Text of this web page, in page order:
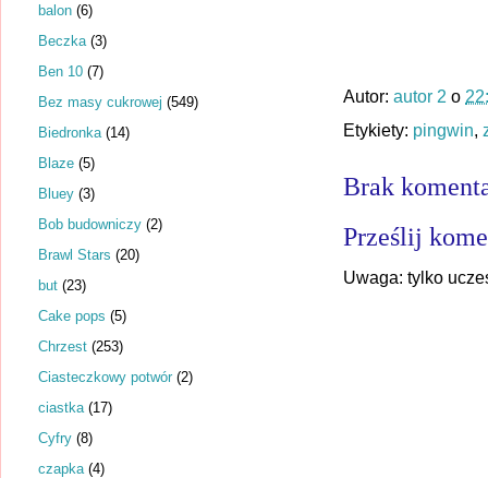
Autor: autor 2 o
Etykiety: pingwin,
Brak
Prześlij
Uwaga: tylko
balon (6)
Beczka (3)
Ben 10 (7)
Bez masy cukrowej (549)
Biedronka (14)
Blaze (5)
Bluey (3)
Bob budowniczy (2)
Brawl Stars (20)
but (23)
Cake pops (5)
Chrzest (253)
Ciasteczkowy potwór (2)
ciastka (17)
Cyfry (8)
czapka (4)